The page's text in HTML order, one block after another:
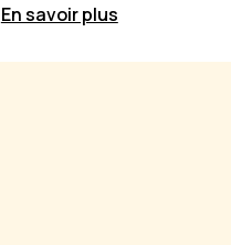
En savoir plus